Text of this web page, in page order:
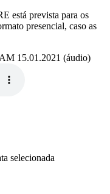
está prevista para os
presencial, caso as
15.01.2021 (áudio)
selecionada